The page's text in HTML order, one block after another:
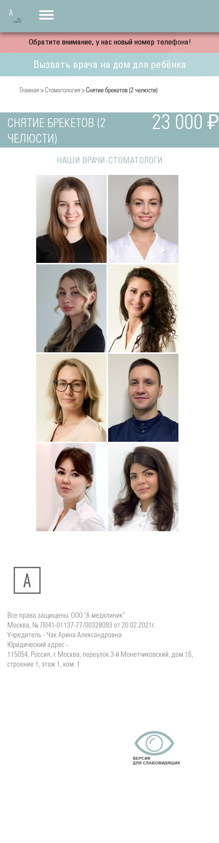
Обратите внимание, у нас новый номер телефона!
Вызвать врача на дом для ребёнка
Главная > Стоматология > Снятие брекетов (2 челюсти)
23 000 ₽
СНЯТИЕ БРЕКЕТОВ (2
ЧЕЛЮСТИ)
НАШИ ВРАЧИ-СТОМАТОЛОГИ
Подробнее
Джумаева
Амина
Стоматолог-ортопед
Подробнее
о Наталья
Стоматолог-терапевт
Подробнеео Полина
Соколовская
Стоматолог-терапевт
Подробнее о
Прохорова
Анастасия
Стоматолог-терапевт
Подробнеео
Сейфетдинова
Юлия
Стоматолог-ортодонт
Подробнеео
Симонов
Стоматолог детский
Подробнее о
Ситдикова
Стоматолог-хирург
Подробнеео
Тумасян
Стоматолог-терапевт
Все права защищены. ООО "А медклиник"
Москва, № Л041-01137-77/00328093 от 20.02.2021г.
Учредитель - Чак Арина Александровна
Юридический адрес -
115054, Россия, г. Москва, переулок 3-й Монетчиковский, дом 16,
строение 1, этаж 1, ком. 1